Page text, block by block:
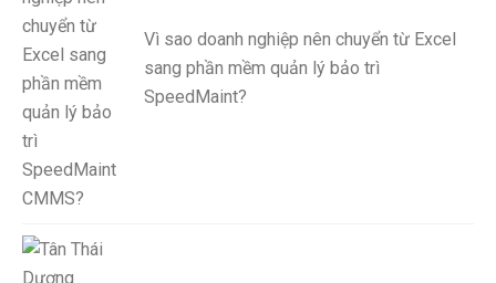
Vì sao doanh nghiệp nên chuyển từ Excel
sang phần mềm quản lý bảo trì
SpeedMaint?